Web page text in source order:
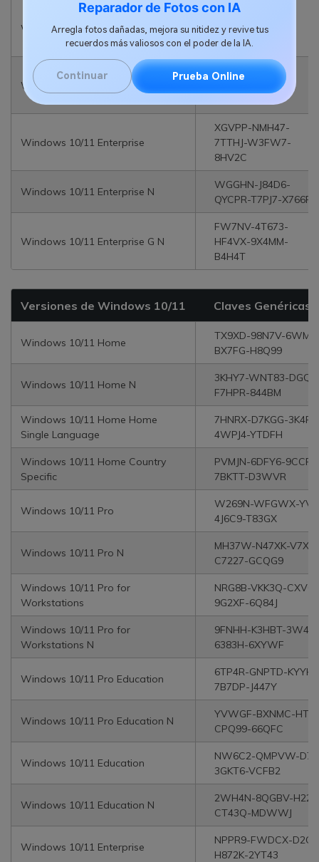
Reparador de Fotos con IA
Arregla fotos dañadas, mejora su nitidez y revive tus
recuerdos más valiosos con el poder de la IA.
Continuar Prueba Online
Windows 10/11 Education
YNMGQ-8RYV3-
4PGQ3-C8XTP-
7CFBY
Windows 10/11 Education N
84NGF-MHBT6-
FXBX8-QWJK7-
Windows 10/11 Enterprise
XGVPP-NMH47-
7TTHJ-W3FW7-
8HV2C
Windows 10/11 Enterprise N
WGGHN-J84D6-
QYCPR-T7PJ7-X766F
Windows 10/11 Enterprise G N
FW7NV-4T673-
HF4VX-9X4MM-
B4H4T
Versiones de Windows 10/11 Claves Genéricas
Windows 10/11 Home
TX9XD-98N7V-
BX7FG-H8Q99
Windows 10/11 Home N
3KHY7-WNT83-
F7HPR-844BM
Windows 10/11 Home Home
Single Language
7HNRX-D7KGG-
4WPJ4-YTDFH
Windows 10/11 Home Country
Specific
PVMJN-6DFY6-
7BKTT-D3WVR
Windows 10/11 Pro
W269N-WFGWX-
4J6C9-T83GX
Windows 10/11 Pro N
MH37W-N47XK-
C7227-GCQG9
Windows 10/11 Pro for
Workstations
NRG8B-VKK3Q-
9G2XF-6Q84J
Windows 10/11 Pro for
Workstations N
9FNHH-K3HBT-
6383H-6XYWF
Windows 10/11 Pro Education
6TP4R-GNPTD-
7B7DP-J447Y
Windows 10/11 Pro Education N
YVWGF-BXNMC-
CPQ99-66QFC
Windows 10/11 Education
NW6C2-QMPVW-
3GKT6-VCFB2
Windows 10/11 Education N
2WH4N-8QGBV-
CT43Q-MDWWJ
Windows 10/11 Enterprise
NPPR9-FWDCX-
H872K-2YT43